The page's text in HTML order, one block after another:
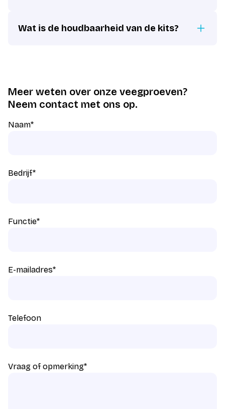
Wat is de houdbaarheid van de kits?
Meer weten over onze veegproeven?
Neem contact met ons op.
Naam*
Bedrijf*
Functie*
E-mailadres*
Telefoon
Vraag of opmerking*